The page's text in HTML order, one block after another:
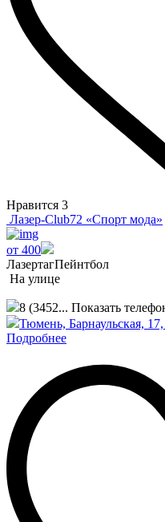
Нравится 3
Лазер-Club72 «Спорт мода»
от 400
ЛазертагПейнтбол
На улице
8 (3452... Показать
Тюмень, Барнаульская,
Подробнее